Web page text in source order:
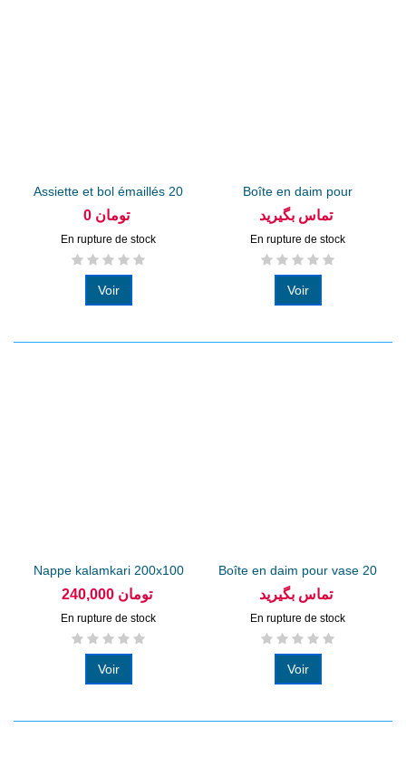
Assiette et bol émaillés 20
cm
0 تومان
En rupture de stock
Voir
Boîte en daim pour
service...
تماس بگیرید
En rupture de stock
Voir
Nappe kalamkari 200x100
cm 240,000 تومان
En rupture de stock
Voir
Boîte en daim pour vase 20
cm
تماس بگیرید
En rupture de stock
Voir